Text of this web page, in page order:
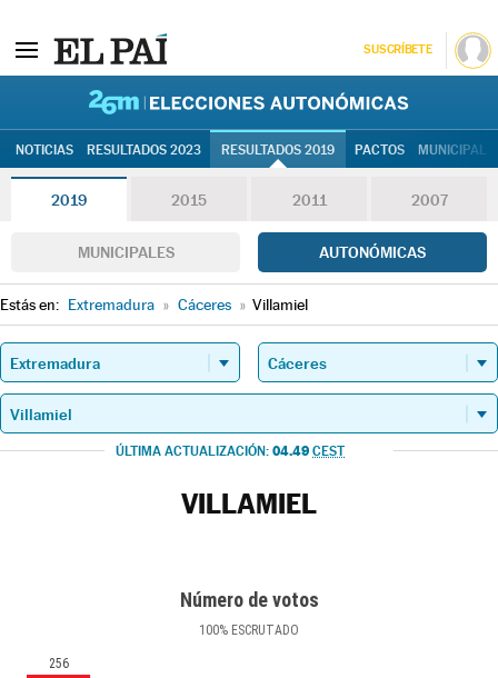
SUSCRÍBETE
NOTICIAS RESULTADOS 2023 RESULTADOS 2019 PACTOS
2019 2015 2011 2007
MUNICIPALES AUTONÓMICAS
Estás en: Extremadura » Cáceres » Villamiel
ÚLTIMA ACTUALIZACIÓN: 04.49 CEST
VILLAMIEL
Número de votos
100% ESCRUTADO
256